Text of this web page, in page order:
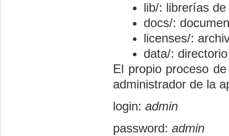
lib/: librerías
docs/:
licenses/:
data/:
El propio proceso
administrador de la
login: admin
password: admin